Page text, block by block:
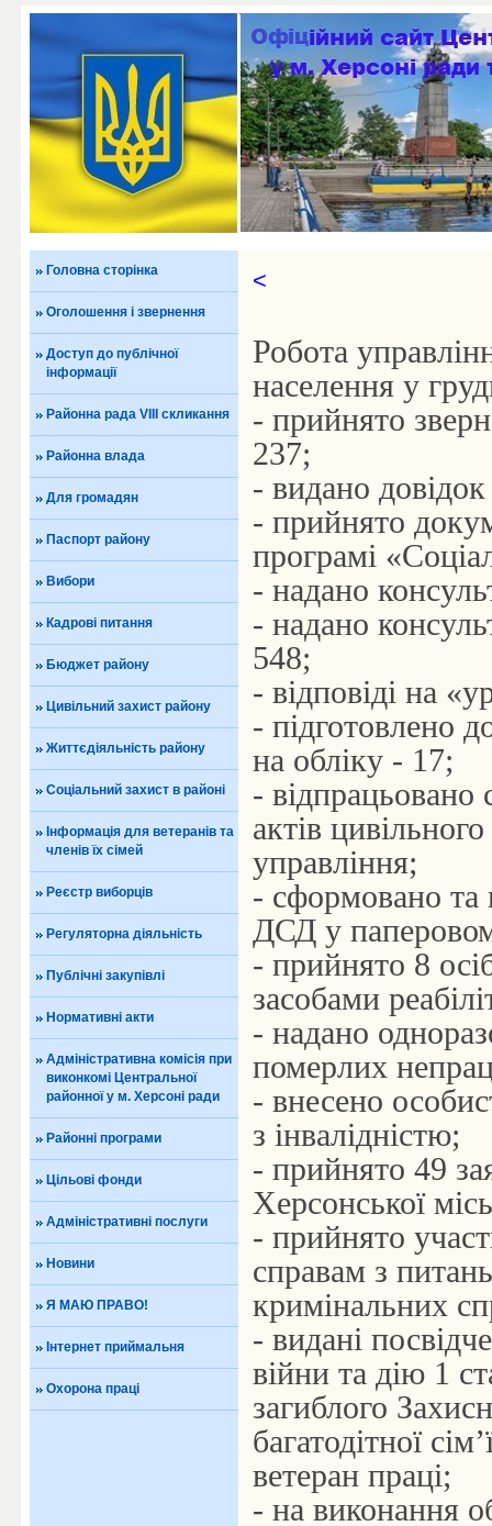
Головна сторінка
Оголошення і звернення
Доступ до публічної
інформації
Районна рада VIII скликання
Районна влада
Для громадян
Паспорт району
Вибори
Кадрові питання
Бюджет району
Цивільний захист району
Життєдіяльність району
Соціальний захист в районі
Інформація для ветеранів та
членів їх сімей
Реєстр виборців
Регуляторна діяльність
Публічні закупівлі
Нормативні акти
Адміністративна комісія при
виконкомі Центральної
районної у м. Херсоні ради
Районні програми
Цільові фонди
Адміністративні послуги
Новини
Я МАЮ ПРАВО!
Інтернет приймальня
Охорона праці
<
Робота
населення у
- прийнято
237;
- видано
- прийнято
програмі
- надано
- надано
548;
- відповіді на
- підготовлено
на обліку - 17;
- відпрацьовано
актів
управління;
- сформовано та
ДСД у
- прийнято 8
засобами
- надано
померлих
- внесено
з інвалідністю;
- прийнято 49
Херсонської
- прийнято
справам з
кримінальних
- видані
війни та дію 1
загиблого
багатодітної
ветеран праці;
- на виконання